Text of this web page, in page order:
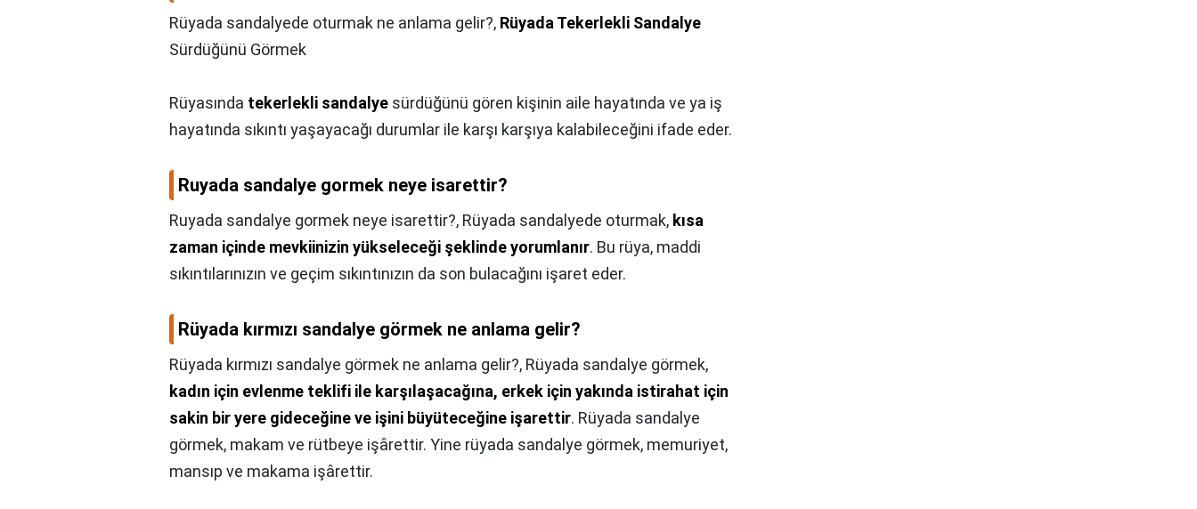
Rüyada sandalyede oturmak ne anlama gelir?, Rüyada Tekerlekli Sandalye
Sürdüğünü Görmek
Rüyasında tekerlekli sandalye sürdüğünü gören kişinin aile hayatında ve ya iş
hayatında sıkıntı yaşayacağı durumlar ile karşı karşıya kalabileceğini ifade eder.
Ruyada sandalye gormek neye isarettir?
Ruyada sandalye gormek neye isarettir?, Rüyada sandalyede oturmak, kısa
zaman içinde mevkiinizin yükseleceği şeklinde yorumlanır. Bu rüya, maddi
sıkıntılarınızın ve geçim sıkıntınızın da son bulacağını işaret eder.
Rüyada kırmızı sandalye görmek ne anlama gelir?
Rüyada kırmızı sandalye görmek ne anlama gelir?, Rüyada sandalye görmek,
kadın için evlenme teklifi ile karşılaşacağına, erkek için yakında istirahat için
sakin bir yere gideceğine ve işini büyüteceğine işarettir. Rüyada sandalye
görmek, makam ve rütbeye işârettir. Yine rüyada sandalye görmek, memuriyet,
mansıp ve makama işârettir.